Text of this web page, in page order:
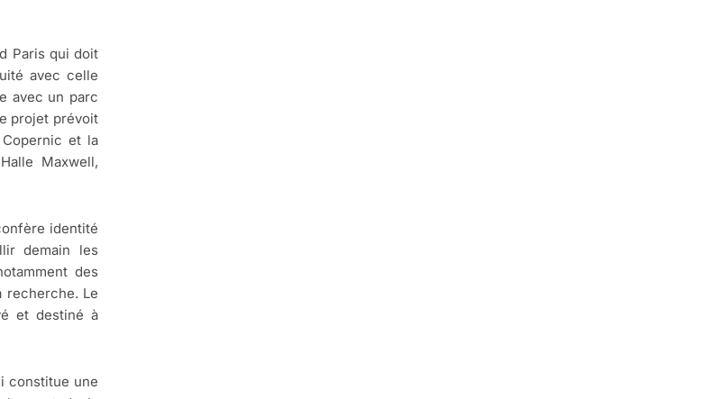
Paris qui doit
avec celle
avec un parc
projet prévoit
et la
Maxwell,
identité
demain les
des
recherche. Le
et destiné à
constitue une